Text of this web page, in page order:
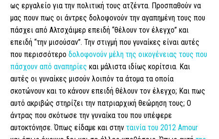
ως εργαλείο για την πολιτική τους ατζέντα. Προσπαθούν να
μας πουν πως οι άντρες δολοφονούν την αγαπημένη τους που
πάσχει από Αλτσχάιμερ επειδή “θέλουν τον έλεγχο” και
επειδή “την μισούσαν”. Την στιγμή που γυναίκες είναι αυτές
που περισσότερο δολοφονούν μέλη της οικογένειας τους που
πάσχουν από αναπηρίες και μάλιστα ιδίως κορίτσια. Και
αυτές οι γυναίκες μισούν λοιπόν τα άτομα τα οποία
σκοτώνουν και το κάνουν επειδή θέλουν τον έλεγχο; Και πως
αυτό ακριβώς στηρίζει την πατριαρχική θεώρηση τους; Ο
άντρας που σκότωσε την γυναίκα του που υπέφερε
αυτοκτόνησε. Όπως είδαμε και στην ταινία του 2012 Amour